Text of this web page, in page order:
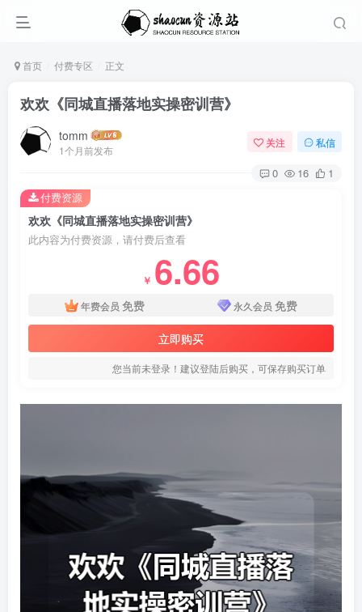
首页 付费专区 正文
欢欢《同城直播落地实操密训营》
tomm
1个月前发布
关注 私信
0 16 1
欢欢《同城直播落地实操密训营》
此内容为付费资源，请付费后查看
￥ 6.66
年费会员 免费 永久会员 免费
立即购买
您当前未登录！建议登陆后购买，可保存购买订单
付费资源